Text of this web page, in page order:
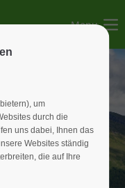
nicht.
nicht.
nicht.
Menu
um
durch die
uns dabei, Ihnen das
Websites ständig
die auf Ihre